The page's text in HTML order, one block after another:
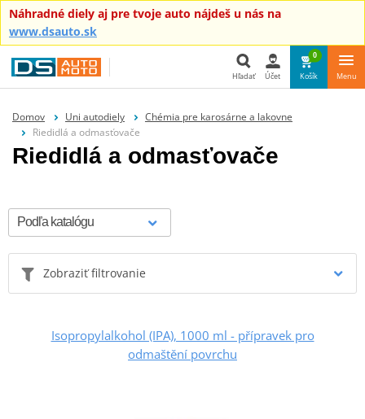
Náhradné diely aj pre tvoje auto nájdeš u nás na
www.dsauto.sk
Hľadať Účet
0
Košík Menu
Domov Uni autodiely
Chémia pre karosárne a lakovne
Riedidlá a odmasťovače
Riedidlá a odmasťovače
Zobraziť filtrovanie
Isopropylalkohol (IPA), 1000 ml - přípravek pro
odmaštění povrchu